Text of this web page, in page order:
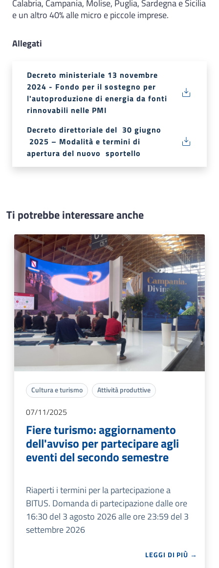
Calabria, Campania, Molise, Puglia, Sardegna e Sicilia
e un altro 40% alle micro e piccole imprese.
Allegati
Decreto ministeriale 13 novembre
2024 - Fondo per il sostegno per
l'autoproduzione di energia da fonti
rinnovabili nelle PMI
Decreto direttoriale del 30 giugno
2025 – Modalità e termini di
apertura del nuovo sportello
Ti potrebbe interessare anche
Cultura e turismo Attività produttive
07/11/2025
Fiere turismo: aggiornamento
dell'avviso per partecipare agli
eventi del secondo semestre
Riaperti i termini per la partecipazione a
BITUS. Domanda di partecipazione dalle ore
16:30 del 3 agosto 2026 alle ore 23:59 del 3
settembre 2026
LEGGI DI PIÙ →